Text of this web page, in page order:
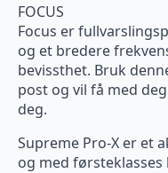
FOCUS
Focus er
og et bredere
bevissthet. Bruk
post og vil få med
deg.
Supreme Pro-X er et
og med